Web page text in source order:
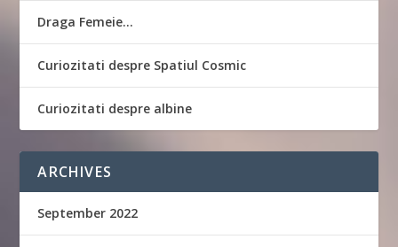
Draga Femeie…
Curiozitati despre Spatiul Cosmic
Curiozitati despre albine
ARCHIVES
September 2022